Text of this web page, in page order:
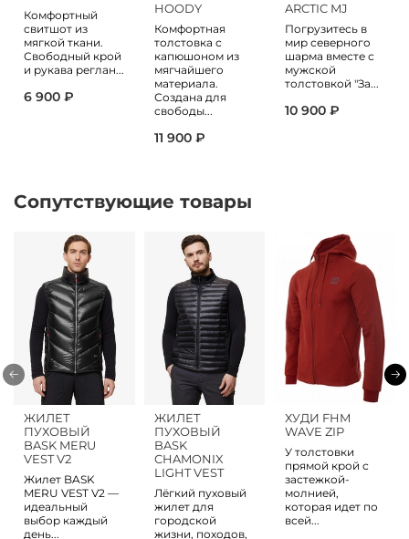
Комфортный
свитшот из
мягкой ткани.
Свободный крой
и рукава реглан...
6 900 ₽
HOODY
Комфортная
толстовка с
капюшоном из
мягчайшего
материала.
Создана для
свободы...
11 900 ₽
ARCTIC MJ
Погрузитесь в
мир северного
шарма вместе с
мужской
толстовкой "За...
10 900 ₽
Сопутствующие товары
ЖИЛЕТ
ПУХОВЫЙ
BASK MERU
VEST V2
Жилет BASK
MERU VEST V2 —
идеальный
выбор каждый
день...
ЖИЛЕТ
ПУХОВЫЙ
BASK
CHAMONIX
LIGHT VEST
Лёгкий пуховый
жилет для
городской
жизни, походов,
ХУДИ FHM
WAVE ZIP
У толстовки
прямой крой с
застежкой-
молнией,
которая идет по
всей...